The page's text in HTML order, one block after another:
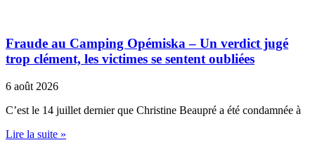
Fraude au Camping Opémiska – Un verdict jugé
trop clément, les victimes se sentent oubliées
6 août 2026
C’est le 14 juillet dernier que Christine Beaupré a été condamnée à
Lire la suite »